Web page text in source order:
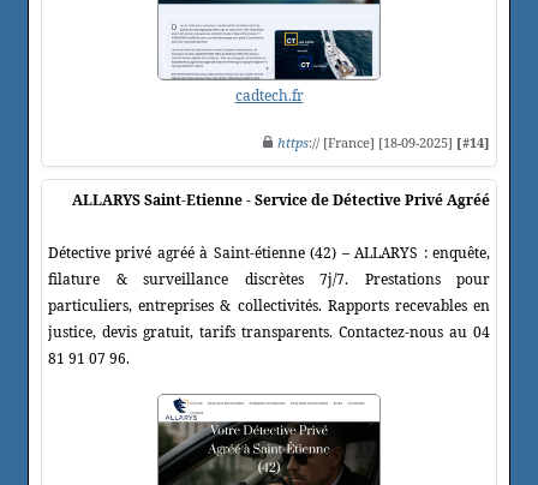
cadtech.fr
https:// [France] [18-09-2025] [#14]
ALLARYS Saint-Etienne - Service de Détective Privé Agréé
Détective privé agréé à Saint-étienne (42) – ALLARYS : enquête,
filature & surveillance discrètes 7j/7. Prestations pour
particuliers, entreprises & collectivités. Rapports recevables en
justice, devis gratuit, tarifs transparents. Contactez-nous au 04
81 91 07 96.